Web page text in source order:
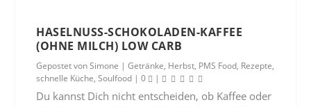
HASELNUSS-SCHOKOLADEN-KAFFEE
(OHNE MILCH) LOW CARB
Gepostet vonSimone |Getränke, Herbst, PMS Food, Rezepte,
schnelle Küche,Soulfood |0 |
Du kannst Dich nicht entscheiden, ob Kaffee oder